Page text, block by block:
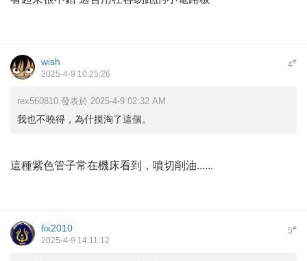
4#
wish
2025-4-9 10:25:26
rex560810 發表於 2025-4-9 02:32 AM
我也不曉得，為什摸淘了這個。
這種紫色管子常在機床看到，噴切削油......
5#
fix2010
2025-4-9 14:11:12